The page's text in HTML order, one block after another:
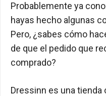
Probablemente ya
hayas hecho algunas
Pero, ¿sabes cómo
de que el pedido que
comprado?
Dressinn es una tienda